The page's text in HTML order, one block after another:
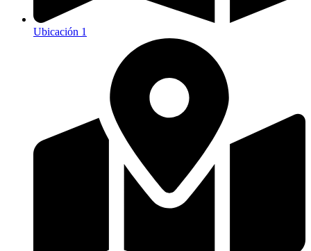
Ubicación 1